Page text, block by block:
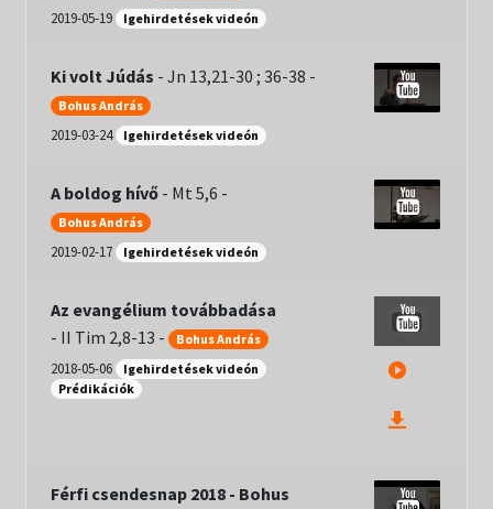
2019-05-19 Igehirdetések videón
Ki volt Júdás -Jn 13,21-30 ; 36-38 -
Bohus András
2019-03-24 Igehirdetések videón
A boldog hívő - Mt 5,6 -
Bohus András
2019-02-17 Igehirdetések videón
Az evangélium továbbadása
- II Tim 2,8-13 - Bohus András
2018-05-06
Igehirdetések videón
Prédikációk
Férfi csendesnap 2018 - Bohus